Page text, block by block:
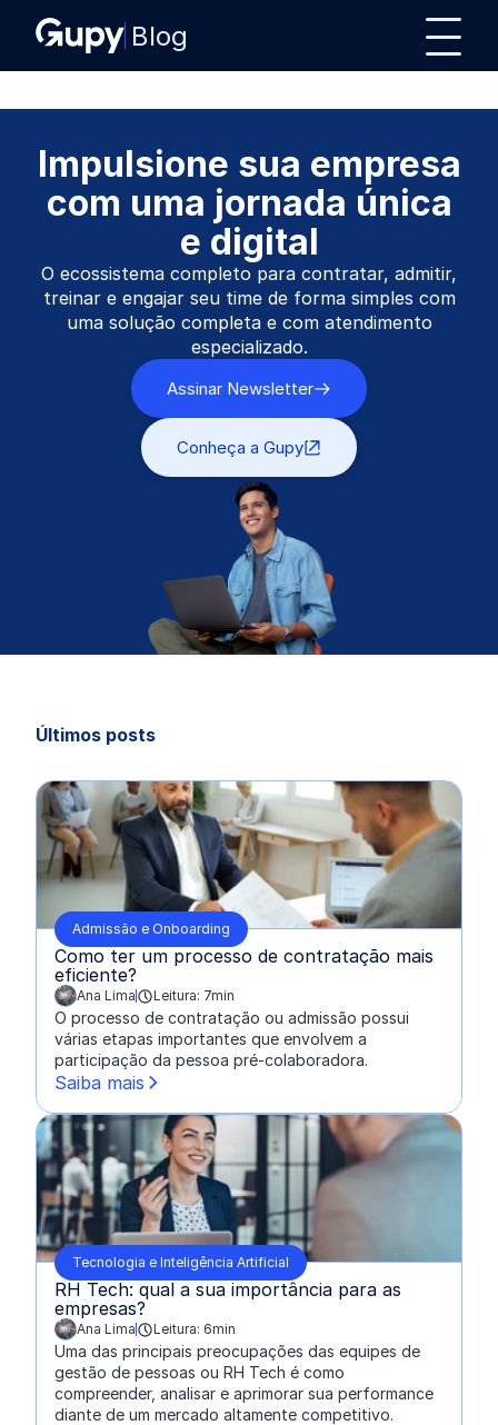
Blog
Impulsione sua empresa
com uma jornada única
e digital
O ecossistema completo para contratar, admitir,
treinar e engajar seu time de forma simples com
uma solução completa e com atendimento
especializado.
Assinar Newsletter
Conheça a Gupy
Últimos posts
Admissão e Onboarding
Como ter um processo de contratação mais
eficiente?
escrito por:
Ana Lima Leitura: 7min
O processo de contratação ou admissão possui
várias etapas importantes que envolvem a
participação da pessoa pré-colaboradora.
Saiba mais
Tecnologia e Inteligência Artificial
RH Tech: qual a sua importância para as
empresas?
escrito por:
Ana Lima Leitura: 6min
Uma das principais preocupações das equipes de
gestão de pessoas ou RH Tech é como
compreender, analisar e aprimorar sua performance
diante de um mercado altamente competitivo.